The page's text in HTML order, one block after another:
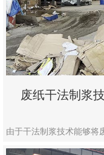
废纸干法制浆
由于干法制浆技术能够将